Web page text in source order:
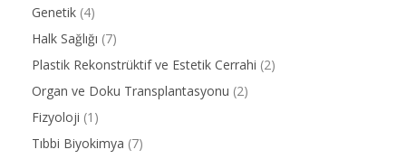
Genetik (4)
Halk Sağlığı (7)
Plastik Rekonstrüktif ve Estetik Cerrahi (2)
Organ ve Doku Transplantasyonu (2)
Fizyoloji (1)
Tıbbi Biyokimya (7)